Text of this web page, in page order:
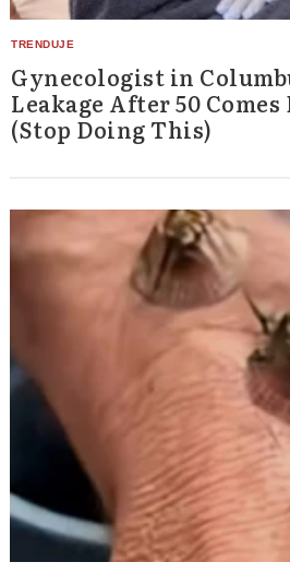
Gynecologist in
Leakage After 50
(Stop Doing This)